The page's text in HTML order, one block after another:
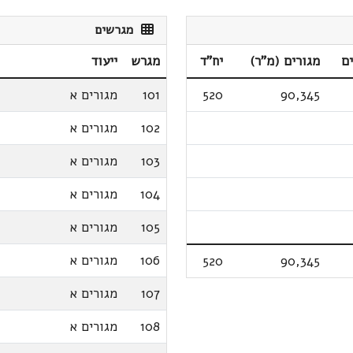
מגורים (מ"ר)
יח"ד
90,345
520
90,345
520
מגרשים
מגרש
ייעוד
101
מגורים א
102
מגורים א
103
מגורים א
104
מגורים א
105
מגורים א
106
מגורים א
107
מגורים א
108
מגורים א